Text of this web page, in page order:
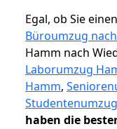
Egal, ob Sie einen
Büroumzug
Hamm nach
Laborumzug
Hamm,
Studentenumzug
haben die